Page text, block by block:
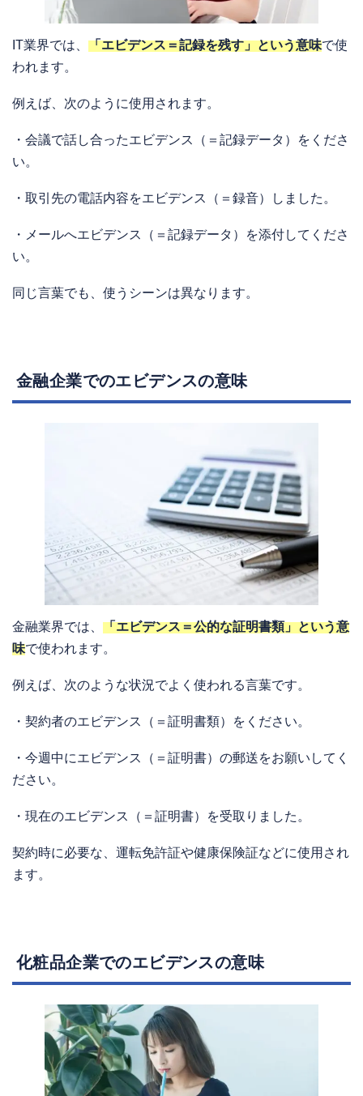
IT業界では、 「エビデンス＝記録を残す」という意味で使
われます。
例えば、次のように使用されます。
・会議で話し合ったエビデンス（＝記録データ）をくださ
い。
・取引先の電話内容をエビデンス（＝録音）しました。
・メールへエビデンス（＝記録データ）を添付してくださ
い。
同じ言葉でも、使うシーンは異なります。
金融企業でのエビデンスの意味
金融業界では、 「エビデンス＝公的な証明書類」という意
味で使われます。
例えば、次のような状況でよく使われる言葉です。
・契約者のエビデンス（＝証明書類）をください。
・今週中にエビデンス（＝証明書）の郵送をお願いしてく
ださい。
・現在のエビデンス（＝証明書）を受取りました。
契約時に必要な、運転免許証や健康保険証などに使用され
ます。
化粧品企業でのエビデンスの意味